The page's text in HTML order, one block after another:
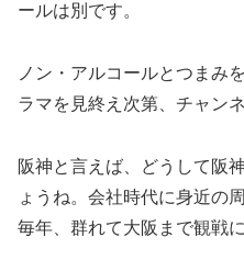
ールは別です。
ノン・アルコールとつまみ
ラマを見終え次第、チャン
阪神と言えば、どうして阪
ょうね。会社時代に身近の
毎年、群れて大阪まで観戦